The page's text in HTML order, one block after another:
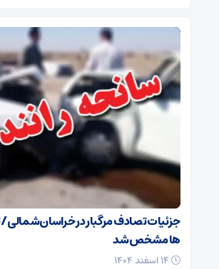
جزئیات تصادف مرگبار در
ها مشخص شد